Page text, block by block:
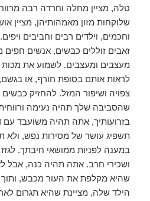
טלה, מציין מחלה וחרדה רבה
שלוקחות מזון מאמהותיהן, מציין
וחכמים, וילדים רבים וחביבים ויפים.
זאבים זוללים כבשים, אנשים חפים
מעצבים ומעצבים. לשמוע את
לראות אותם בסופת חורף, או
צפויה ושיפור המזל. להחזיק
שהסביבה שלך תהיה נעימה
בזרועותיך, אתה תהיה משועבד עם
תשפיג עושר של מסירות נפש, ולא
במענה לפניות ממושאי חיבתך.
ושכירי חרב. אתה תהיה כנה, אבל
שהיא מקלפת את העור מכבש, ותוך
הילד שלה, מציינת שהיא תגרום